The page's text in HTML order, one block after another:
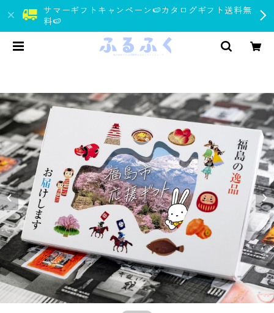
サマーギフトキャンペーン🍉カタログギフト送料無
料🍉